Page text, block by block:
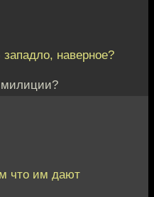
наверное?
милиции?
что им дают